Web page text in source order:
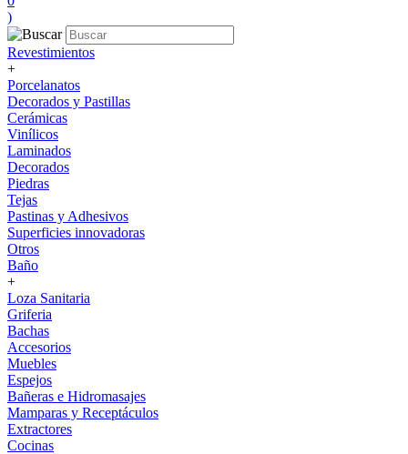
)
Revestimientos
+
Porcelanatos
Decorados y Pastillas
Cerámicas
Vinílicos
Laminados
Decorados
Piedras
Tejas
Pastinas y Adhesivos
Superficies innovadoras
Otros
Baño
+
Loza Sanitaria
Griferia
Bachas
Accesorios
Muebles
Espejos
Bañeras e Hidromasajes
Mamparas y Receptáculos
Extractores
Cocinas